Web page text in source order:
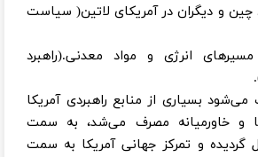
و دیگران در آمریکای لاتین( سیاست
انرژی و مواد معدنی.(راهبرد
بسیاری از منابع راهبردی آمریکا
و خاورمیانه مصرف می‌شد، به سمت
گردیده و تمرکز جهانی آمریکا به سمت